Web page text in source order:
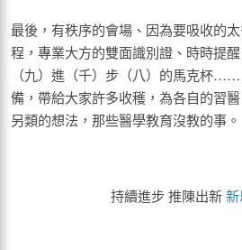
最後，有秩序的會場、因為要吸收的
程，專業大方的雙面識別證、時時提
（九）進（千）步（八）的馬克杯
備，帶給大家許多收穫，為各自的習
另類的想法，那些醫學教育沒教的事。
持續進步 推陳出新